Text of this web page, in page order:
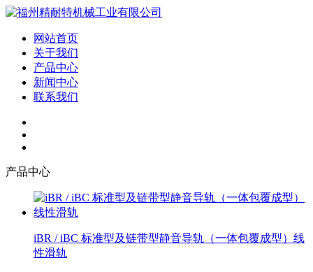
网站首页
关于我们
产品中心
新闻中心
联系我们
产品中心
iBR / iBC 标准型及链带型静音导轨（一体包覆成型）线
性滑轨